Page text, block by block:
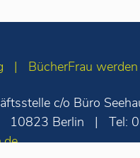
BücherFrau werden
c/o Büro
10823 Berlin
Tel: